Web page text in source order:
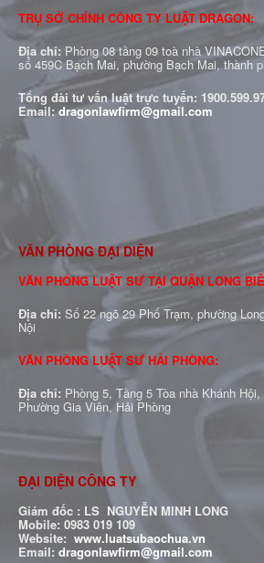
TRỤ SỞ CHÍNH CÔNG TY LUẬT DRAGON:
Địa chỉ: Phòng 08 tầng 09 toà nhà
số 459C Bạch Mai, phường Bạch Mai, thành
Tổng đài tư vấn luật trực tuyến:
Email:dragonlawfirm@gmail.com
VĂN PHÒNG ĐẠI DIỆN
VĂN PHÒNG LUẬT SƯ TẠI QUẬN LONG
Địa chỉ: Số 22 ngõ 29 Phố Trạm, phường
Nội
VĂN PHÒNG LUẬT SƯ HẢI PHÒNG:
Địa chỉ: Phòng 5, Tầng 5 Tòa nhà Khánh
Phường Gia Viên, Hải Phòng
ĐẠI DIỆN CÔNG TY
Giám đốc : LS NGUYỄN MINH LONG
Mobile: 0983 019 109
Website: www.luatsubaochua.vn
Email: dragonlawfirm@gmail.com